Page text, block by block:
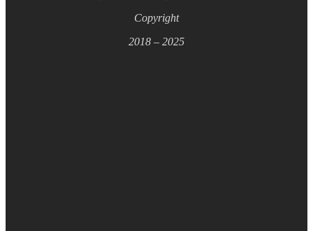
Copyright
2018 – 2025